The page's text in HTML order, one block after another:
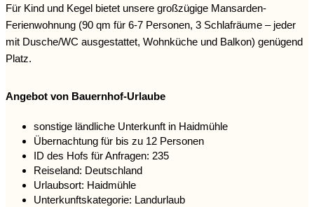
Für Kind und Kegel bietet unsere großzügige Mansarden-
Ferienwohnung (90 qm für 6-7 Personen, 3 Schlafräume – jeder
mit Dusche/WC ausgestattet, Wohnküche und Balkon) genügend
Platz.
Angebot von Bauernhof-Urlaube
sonstige ländliche Unterkunft in Haidmühle
Übernachtung für bis zu 12 Personen
ID des Hofs für Anfragen: 235
Reiseland: Deutschland
Urlaubsort: Haidmühle
Unterkunftskategorie: Landurlaub